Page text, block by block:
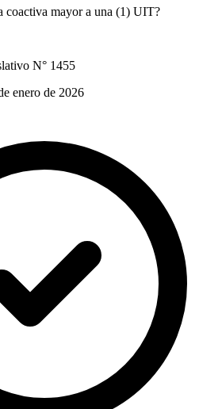
coactiva mayor a una (1) UIT?
N° 1455
enero de 2026